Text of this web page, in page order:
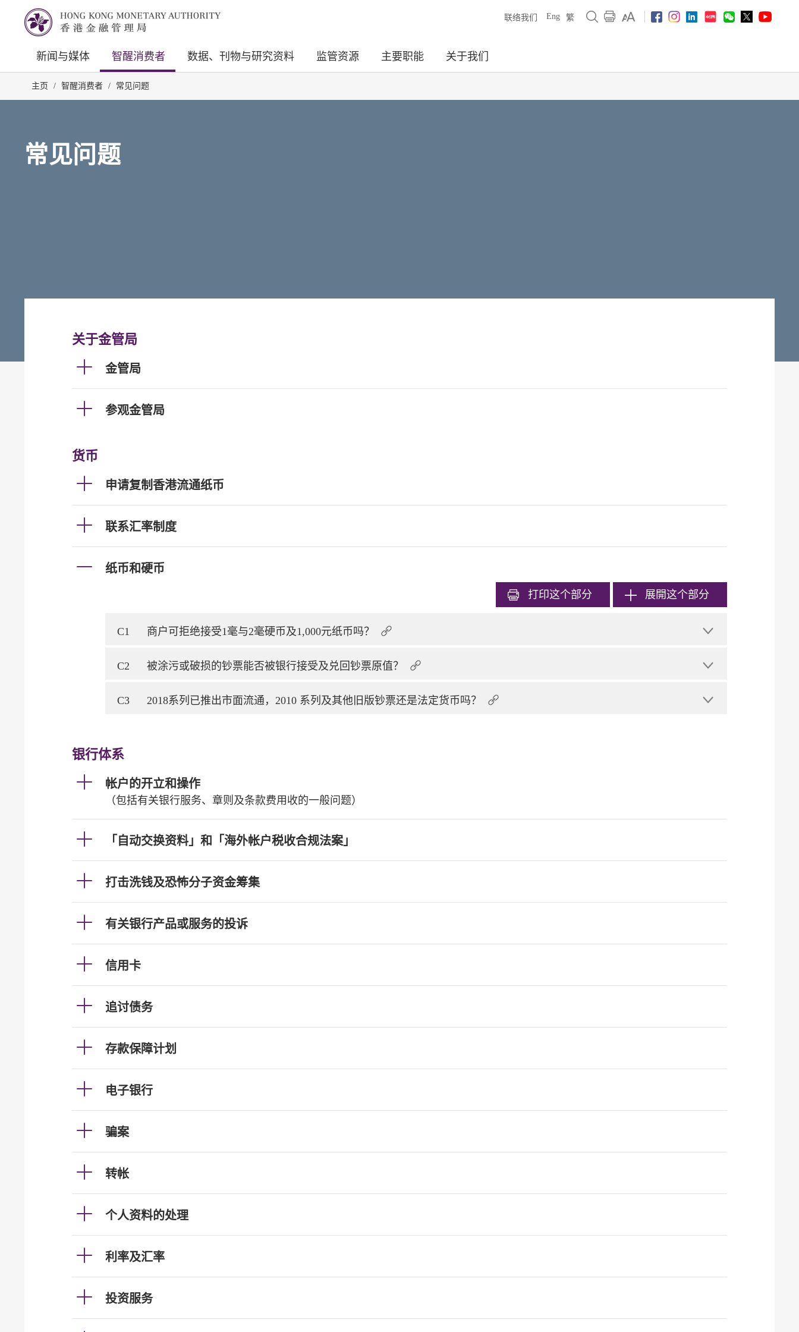
联络我们 Eng 繁
新闻与媒体 智醒消费者 数据、刊物与研究资料 监管资源 主要职能 关于我们
主页 / 智醒消费者 / 常见问题
常见问题
关于金管局
金管局
参观金管局
货币
申请复制香港流通纸币
联系汇率制度
纸币和硬币
打印这个部分 展開这个部分
C1 商户可拒绝接受1毫与2毫硬币及1,000元纸币吗？
C2 被涂污或破损的钞票能否被银行接受及兑回钞票原值？
C3 2018系列已推出市面流通，2010 系列及其他旧版钞票还是法定货币吗？
银行体系
帐户的开立和操作
（包括有关银行服务、章则及条款费用收的一般问题）
「自动交换资料」和「海外帐户税收合规法案」
打击洗钱及恐怖分子资金筹集
有关银行产品或服务的投诉
信用卡
追讨债务
存款保障计划
电子银行
骗案
转帐
个人资料的处理
利率及汇率
投资服务